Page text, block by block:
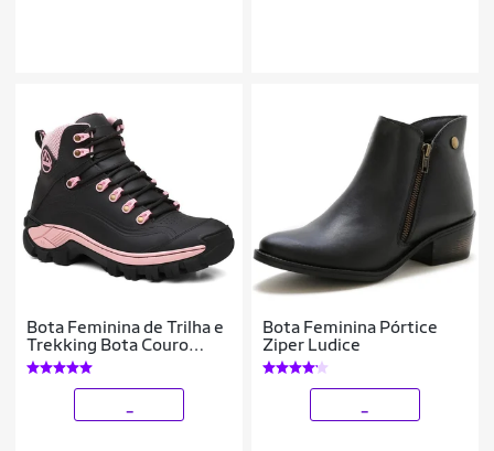
Bota Feminina de Trilha e
Trekking Bota Couro
Legitimo Cano Curto
Adventure Coturno
Feminino
Bota Feminina Pórtice
Ziper Ludice